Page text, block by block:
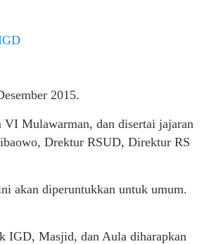
2015.
Mulawarman, dan disertai jajaran
Drektur RSUD, Direktur RS
akan diperuntukkan untuk umum.
IGD, Masjid, dan Aula diharapkan